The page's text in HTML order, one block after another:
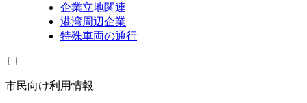
企業立地関連
港湾周辺企業
特殊車両の通行
市民向け利用情報